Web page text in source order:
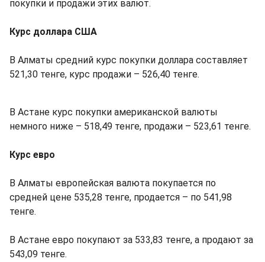
покупки и продажи этих валют.
Курс доллара США
В Алматы средний курс покупки доллара составляет
521,30 тенге, курс продажи – 526,40 тенге.
В Астане курс покупки американской валюты
немного ниже – 518,49 тенге, продажи – 523,61 тенге.
Курс евро
В Алматы европейская валюта покупается по
средней цене 535,28 тенге, продается – по 541,98
тенге.
В Астане евро покупают за 533,83 тенге, а продают за
543,09 тенге.